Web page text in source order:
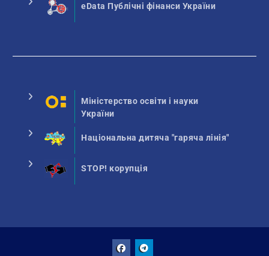
eData Публічні фінанси України
Міністерство освіти і науки
України
Національна дитяча "гаряча лінія"
STOP! корупція